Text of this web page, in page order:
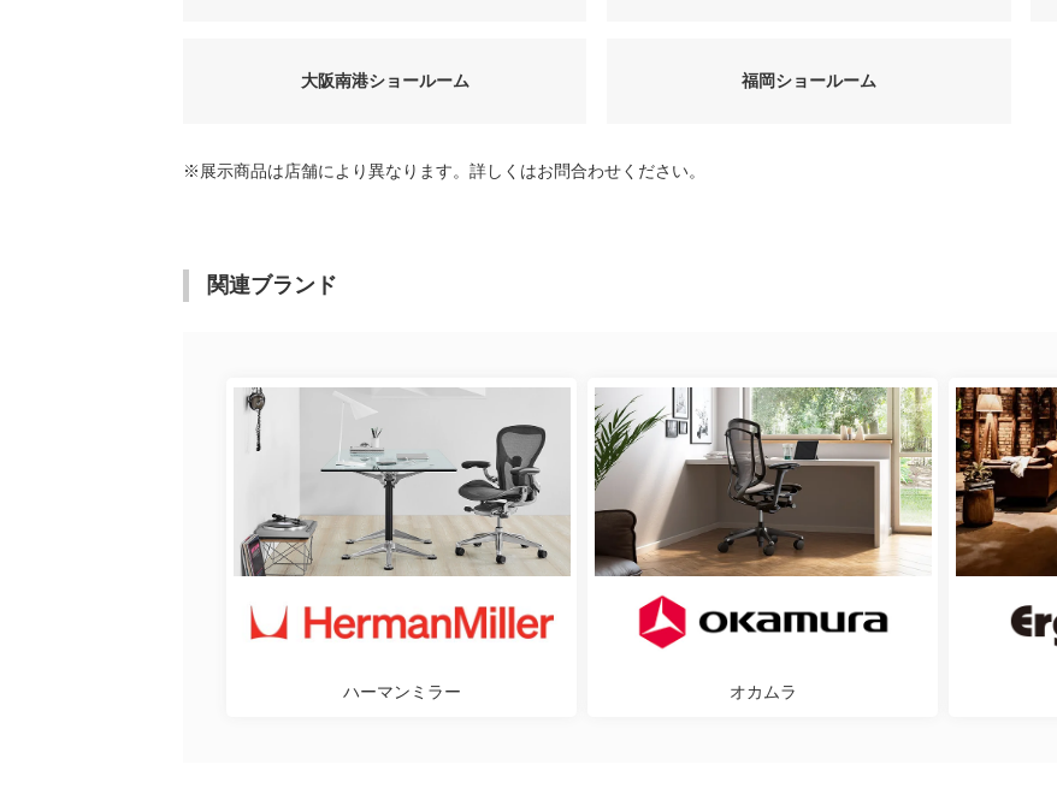
大阪南港ショールーム 福岡ショールーム
※展示商品は店舗により異なります。詳しくはお問合わせください。
関連ブランド
ハーマンミラー オカムラ